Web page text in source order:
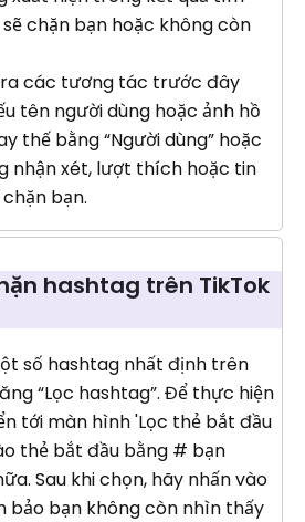
chặn bạn hoặc không còn
các tương tác trước đây
tên người dùng hoặc ảnh hồ
thế bằng “Người dùng” hoặc
nhận xét, lượt thích hoặc tin
bạn.
hashtag trên TikTok
số hashtag nhất định trên
“Lọc hashtag”. Để thực hiện
tới màn hình 'Lọc thẻ bắt đầu
thẻ bắt đầu bằng # bạn
Sau khi chọn, hãy nhấn vào
bảo bạn không còn nhìn thấy